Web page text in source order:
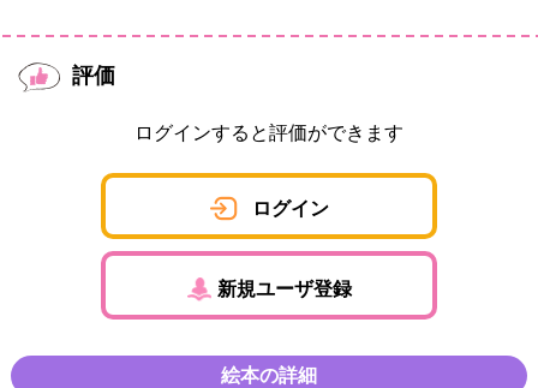
評価
ログインすると評価ができます
ログイン
新規ユーザ登録
絵本の詳細